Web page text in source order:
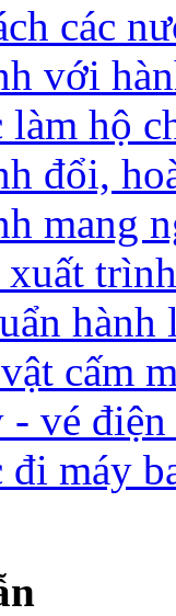
các
với
hộ
đổi,
mang
cấm
- vé
đi máy